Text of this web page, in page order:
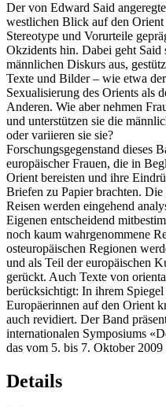
Der von Edward Said
westlichen Blick auf den
Stereotype und Vorurteile
Okzidents hin. Dabei geht
männlichen Diskurs aus,
Texte und Bilder – wie etwa
Sexualisierung des Orients als
Anderen. Wie aber nehmen
und unterstützen sie die
oder variieren sie sie?
Forschungsgegenstand dieses
europäischer Frauen, die in
Orient bereisten und ihre
Briefen zu Papier brachten.
Reisen werden eingehend
Eigenen entscheidend
noch kaum wahrgenommene
osteuropäischen Regionen
und als Teil der europäischen
gerückt. Auch Texte von
berücksichtigt: In ihrem
Europäerinnen auf den Orient
auch revidiert. Der Band
internationalen Symposiums
das vom 5. bis 7. Oktober 2009
Details